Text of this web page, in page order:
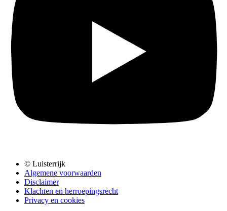
© Luisterrijk
Algemene voorwaarden
Disclaimer
Klachten en herroepingsrecht
Privacy en cookies